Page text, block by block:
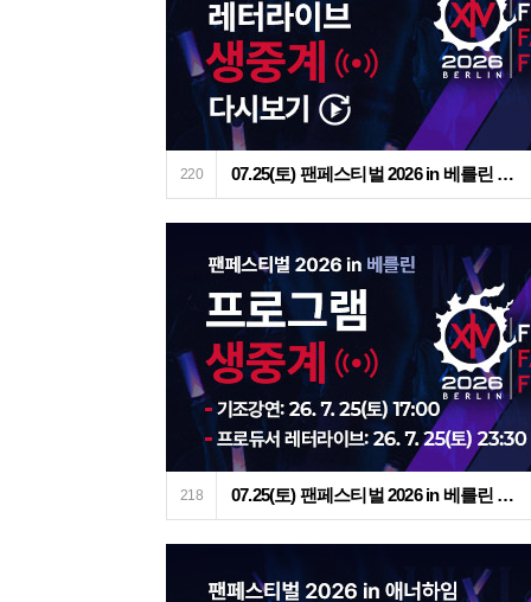
220 07.25(토) 팬페스티벌 2026 in 베를린 프로듀서 레터라이브 생중계 다시보기
218 07.25(토) 팬페스티벌 2026 in 베를린 프로그램 생중계 안내